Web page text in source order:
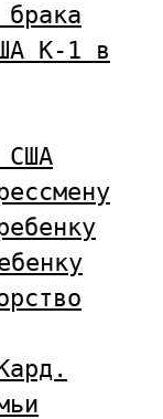
брака
К-1 в
США